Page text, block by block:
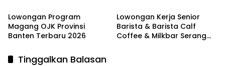
Lowongan Program
Magang OJK Provinsi
Banten Terbaru 2026
Lowongan Kerja Senior
Barista & Barista Calf
Coffee & Milkbar Serang
Tinggalkan Balasan